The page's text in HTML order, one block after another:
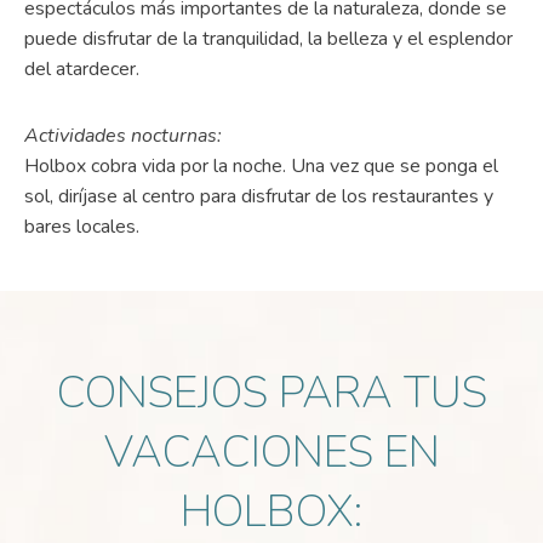
espectáculos más importantes de la naturaleza, donde se
puede disfrutar de la tranquilidad, la belleza y el esplendor
del atardecer.
Actividades nocturnas:
Holbox cobra vida por la noche. Una vez que se ponga el
sol, diríjase al centro para disfrutar de los restaurantes y
bares locales.
CONSEJOS PARA TUS
VACACIONES EN
HOLBOX: